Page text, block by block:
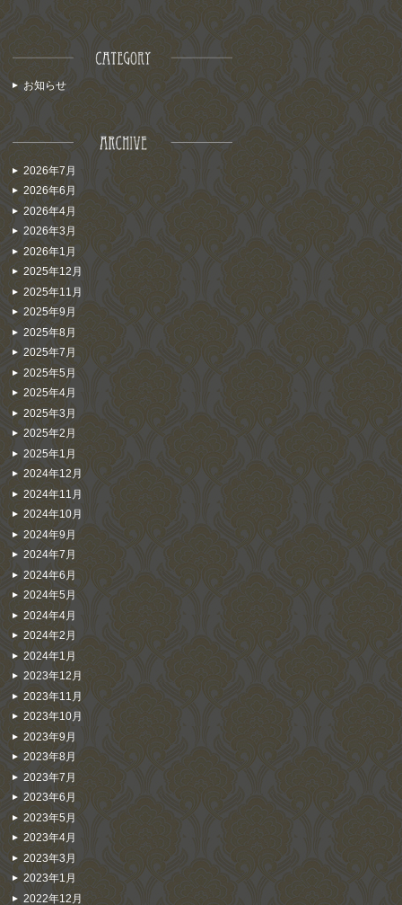
お知らせ
2026年7月
2026年6月
2026年4月
2026年3月
2026年1月
2025年12月
2025年11月
2025年9月
2025年8月
2025年7月
2025年5月
2025年4月
2025年3月
2025年2月
2025年1月
2024年12月
2024年11月
2024年10月
2024年9月
2024年7月
2024年6月
2024年5月
2024年4月
2024年2月
2024年1月
2023年12月
2023年11月
2023年10月
2023年9月
2023年8月
2023年7月
2023年6月
2023年5月
2023年4月
2023年3月
2023年1月
2022年12月